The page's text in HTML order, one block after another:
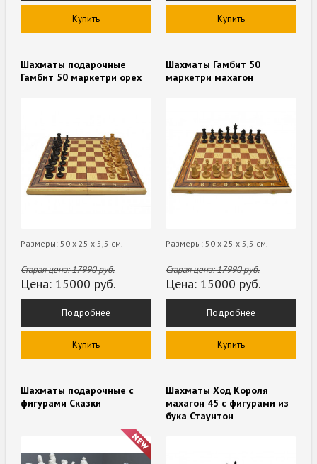
Купить Купить
Шахматы подарочные
Гамбит 50 маркетри орех
Размеры: 50 х 25 х 5,5 см.
Старая цена:17990руб.
Цена: 15000 руб.
Подробнее
Купить
Шахматы Гамбит 50
маркетри махагон
Размеры: 50 х 25 х 5,5 см.
Старая цена:17990руб.
Цена: 15000 руб.
Подробнее
Купить
Шахматы подарочные с
фигурами Сказки
Шахматы Ход Короля
махагон 45 с фигурами из
бука Стаунтон